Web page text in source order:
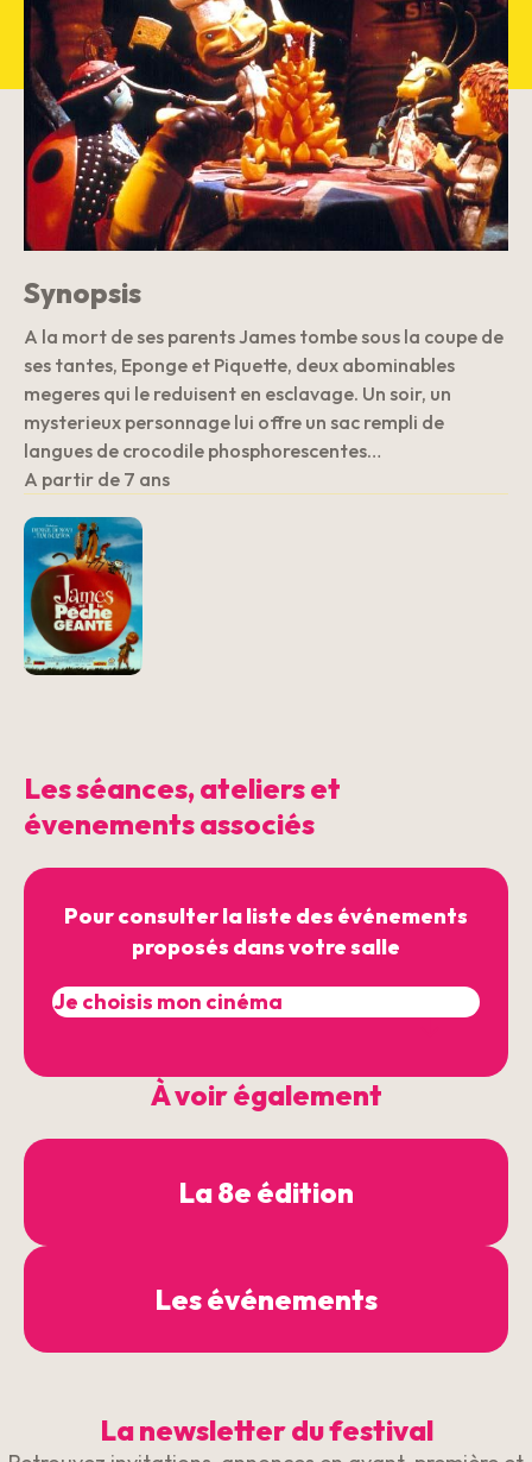
Synopsis
A la mort de ses parents James tombe sous la coupe de
ses tantes, Eponge et Piquette, deux abominables
megeres qui le reduisent en esclavage. Un soir, un
mysterieux personnage lui offre un sac rempli de
langues de crocodile phosphorescentes…
A partir de 7 ans
Les séances, ateliers et
évenements associés
Pour consulter la liste des événements
proposés dans votre salle
À voir également
La 8e édition
Les événements
La newsletter du festival